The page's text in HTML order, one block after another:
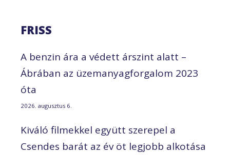
FRISS
A benzin ára a védett árszint alatt –
Ábrában az üzemanyagforgalom 2023
óta
2026. augusztus 6.
Kiváló filmekkel együtt szerepel a
Csendes barát az év öt legjobb alkotása